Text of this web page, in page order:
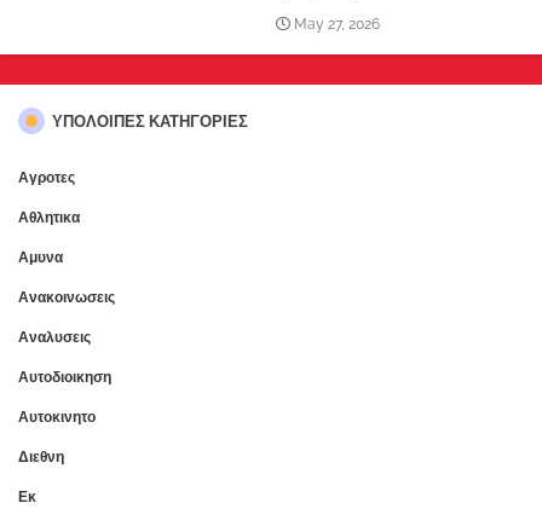
May 27, 2026
ΥΠΌΛΟΙΠΕΣ ΚΑΤΗΓΟΡΊΕΣ
Αγροτες
Αθλητικα
Αμυνα
Ανακοινωσεις
Αναλυσεις
Αυτοδιοικηση
Αυτοκινητο
Διεθνη
Εκ